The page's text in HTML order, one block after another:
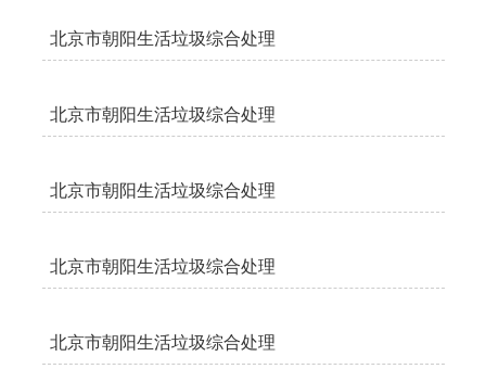
厂焚烧中心烟气指标日报2021
北京市朝阳生活垃圾综合处理
厂焚烧中心烟气指标日报2021
北京市朝阳生活垃圾综合处理
厂焚烧中心烟气指标日报2021
北京市朝阳生活垃圾综合处理
厂焚烧中心烟气指标日报2021
北京市朝阳生活垃圾综合处理
厂焚烧中心烟气指标日报2021
北京市朝阳生活垃圾综合处理